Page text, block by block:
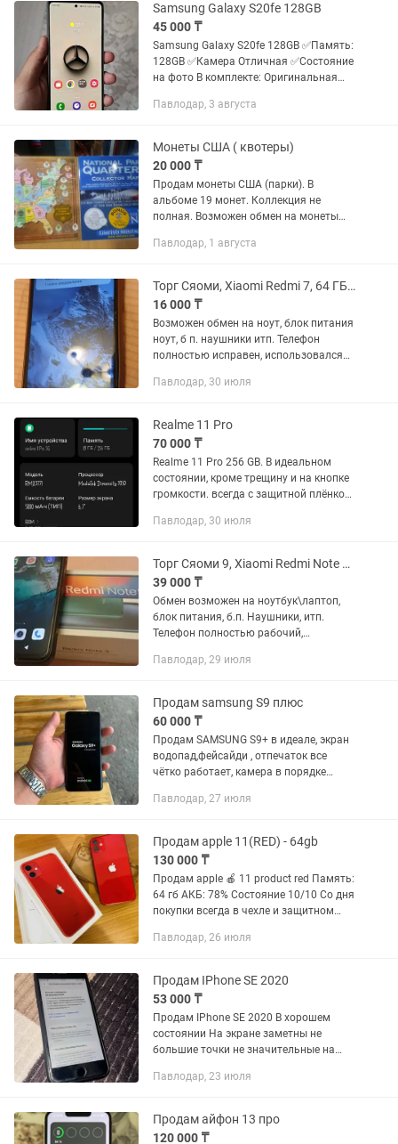
Samsung Galaxy S20fe 128GB
45 000 ₸
Samsung Galaxy S20fe 128GB ✅Память:
128GB ✅Камера Отличная ✅Состояние
на фото В комплекте: Оригинальная
Обмен присутствует
Павлодар, 3 августа
Монеты США ( квотеры)
20 000 ₸
Продам монеты США (парки). В
альбоме 19 монет. Коллекция не
полная. Возможен обмен на монеты
Павлодар, 1 августа
Торг Сяоми, Xiaomi Redmi 7, 64 ГБ Всё работает Один владелец
16 000 ₸
Возможен обмен на ноут, блок питания
ноут, б п. наушники итп. Телефон
полностью исправен, использовался
хорошем состоянии, заряд держит 80%.
Павлодар, 30 июля
Realme 11 Pro
70 000 ₸
Realme 11 Pro 256 GB. В идеальном
состоянии, кроме трещину и на кнопке
громкости. всегда с защитной плёнкой
небольшой торг уместен. Обмен не
Павлодар, 30 июля
Торг Сяоми 9, Xiaomi Redmi Note 9 64 ГБ Состояние отличное Коробка
39 000 ₸
Обмен возможен на ноутбук\лаптоп,
блок питания, б.п. Наушники, итп.
Телефон полностью рабочий,
изначальный хозяин. Большой, яркий
Павлодар, 29 июля
Продам samsung S9 плюс
60 000 ₸
Продам SAMSUNG S9+ в идеале, экран
водопад,фейсайди , отпечаток все
чётко работает, камера в порядке
, документы, 60к , или обмен с вашей
Павлодар, 27 июля
Продам apple 11(RED) - 64gb
130 000 ₸
Продам apple 🍎 11 product red Память:
64 гб АКБ: 78% Состояние 10/10 Со дня
покупки всегда в чехле и защитном
Обмен не интересует от слова
Павлодар, 26 июля
Продам IPhone SE 2020
53 000 ₸
Продам IPhone SE 2020 В хорошем
состоянии На экране заметны не
большие точки не значительные на
предлагать! Торг есть! True Tone ✅ Face
Павлодар, 23 июля
Продам айфон 13 про
120 000 ₸